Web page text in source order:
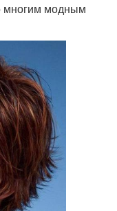
многим модным